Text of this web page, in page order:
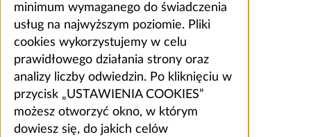
minimum wymaganego do świadczenia
usług na najwyższym poziomie. Pliki
cookies wykorzystujemy w celu
prawidłowego działania strony oraz
analizy liczby odwiedzin. Po kliknięciu w
przycisk „USTAWIENIA COOKIES”
możesz otworzyć okno, w którym
dowiesz się, do jakich celów